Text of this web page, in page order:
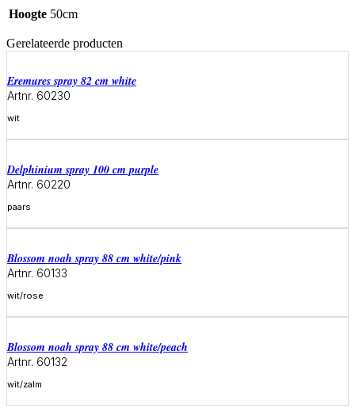
Hoogte 50cm
Gerelateerde producten
eremures spray 82 cm white
Artnr. 60230
wit
delphinium spray 100 cm purple
Artnr. 60220
paars
Meer informatie
blossom noah spray 88 cm white/pink
Artnr. 60133
wit/rose
blossom noah spray 88 cm white/peach
Artnr. 60132
wit/zalm